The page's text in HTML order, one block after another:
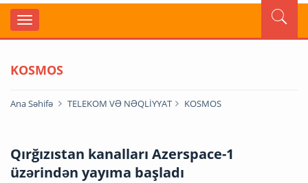
KOSMOS
Ana Səhifə TELEKOM VƏ NƏQLİYYAT KOSMOS
Qırğızıstan kanalları Azerspace-1
üzərindən yayıma başladı